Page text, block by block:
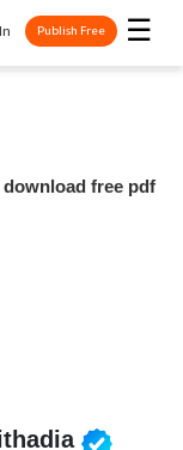
☰
Publish Free
free pdf